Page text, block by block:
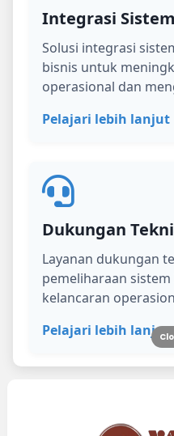
Integrasi
Solusi integrasi
bisnis untuk
operasional dan
Pelajari lebih lanjut
Dukungan
Layanan dukungan
pemeliharaan
kelancaran
Pelajari lebih lanjut